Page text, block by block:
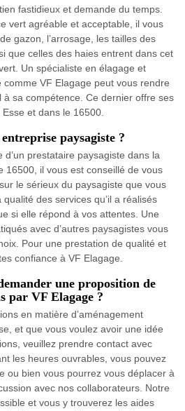
fastidieux et demande du temps.
vert agréable et acceptable, il vous
gazon, l’arrosage, les tailles des
que celles des haies entrent dans cet
Un spécialiste en élagage et
VF Elagage peut vous rendre
à sa compétence. Ce dernier offre ses
et dans le 16500.
paysagiste ?
d’un prestataire paysagiste dans la
16500, il vous est conseillé de vous
le sérieux du paysagiste que vous
des services qu’il a réalisés
si elle répond à vos attentes. Une
avec d’autres paysagistes vous
Pour une prestation de qualité et
confiance à VF Elagage.
une proposition de
par VF Elagage ?
en matière d’aménagement
et que vous voulez avoir une idée
veuillez prendre contact avec
les heures ouvrables, vous pouvez
ou bien vous pourrez vous déplacer à
avec nos collaborateurs. Notre
et vous y trouverez les aides